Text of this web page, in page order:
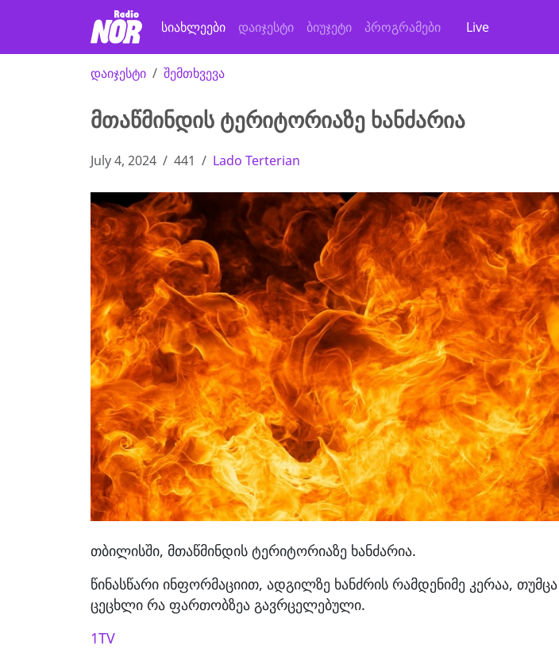
სიახლეები დაიჯესტი ბიუჯეტი პროგრამები Live
დაიჯესტი შემთხვევა
მთაწმინდის ტერიტორიაზე ხანძარია
July 4, 2024 441 Lado Terterian
თბილისში, მთაწმინდის ტერიტორიაზე ხანძარია.
წინასწარი ინფორმაციით, ადგილზე ხანძრის რამდენიმე კერაა,
ცეცხლი რა ფართობზეა გავრცელებული.
1TV